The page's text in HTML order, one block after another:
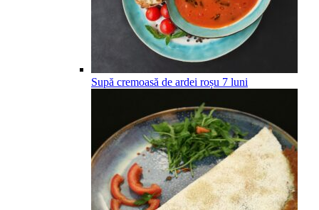
Supă cremoasă de ardei roșu 7 luni